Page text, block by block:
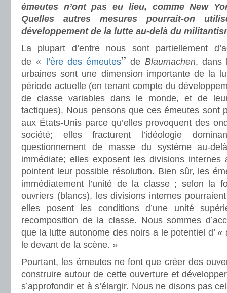
émeutes n’ont pas eu lieu, comme New
Quelles autres mesures pourrait-on
développement de la lutte au-delà du
La plupart d’entre nous sont partiellement
de « l’ère des émeutes” de Blaumachen, dans
urbaines sont une dimension importante de la
période actuelle (en tenant compte du
de classe variables dans le monde, et de
tactiques). Nous pensons que ces émeutes sont
aux États-Unis parce qu’elles provoquent des
société; elles fracturent l’idéologie
questionnement de masse du système au-
immédiate; elles exposent les divisions
pointent leur possible résolution. Bien sûr, les
immédiatement l’unité de la classe ; selon la
ouvriers (blancs), les divisions internes
elles posent les conditions d’une unité
recomposition de la classe. Nous sommes
que la lutte autonome des noirs a le potentiel d’
le devant de la scène. »
Pourtant, les émeutes ne font que créer des
construire autour de cette ouverture et
s’approfondir et à s’élargir. Nous ne disons pas